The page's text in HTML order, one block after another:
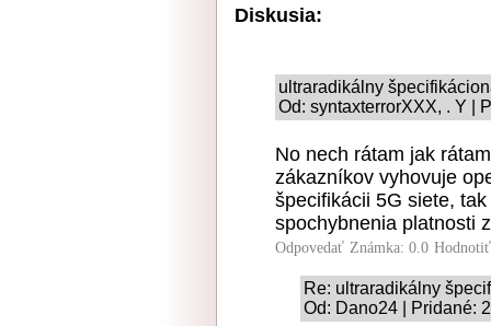
Diskusia:
ultraradikálny
Od: syntaxterrorXXX, . Y |
No nech rátam jak
zákazníkov vyhovuje
špecifikácii 5G siete,
spochybnenia platnosti
Odpovedať Známka: 0.0
Re: ultraradikálny
Od: Dano24 | Pridané: